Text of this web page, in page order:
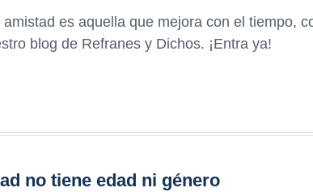
amistad es aquella que mejora con el tiempo,
blog de Refranes y Dichos. ¡Entra ya!
no tiene edad ni género